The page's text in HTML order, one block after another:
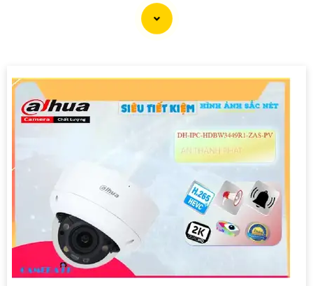
cao, độ phân giải sắc nét và tính năng thông minh như nhận dạng
khuôn mặt, lọc báo động giả và nhiều tính năng khác.
phẩm mua là chính hãng đểđẳng cấpchất lượng và hỗ trợ sau bán
Để lựa chọn giải pháp phù hợp, quan trọng bạn cần xác định mục đích
sử dụng camera, khu vực lắp đặt, số lượng camera cần thiết và tính
năng cần có như ghi âm, xoay, zoom, cảnh báo... Với những yếu tố
này, bạn có thể tham khảo ý kiến của chuyên gia hoặc tư vấn viên để
chọn lựa được giải pháp tốt nhất cho nhu cầu của bạn.
Chúc bạn thành công trong việc tìm hiểu và lựa chọn Camera Dahua
Chính Hãng giá rẻ và giải pháp phù hợp cho mình. Nếu cần thêm
thông tin hoặc hỗ trợ, hãy để lại câu hỏi để mình giúp bạn nhé!